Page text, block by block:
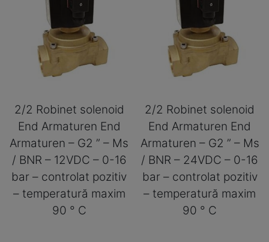
2/2 Robinet solenoid
End Armaturen End
Armaturen – G2 ” – Ms
/ BNR – 12VDC – 0-16
bar – controlat pozitiv
– temperatură maxim
90 ° C
2/2 Robinet solenoid
End Armaturen End
Armaturen – G2 ” – Ms
/ BNR – 24VDC – 0-16
bar – controlat pozitiv
– temperatură maxim
90 ° C